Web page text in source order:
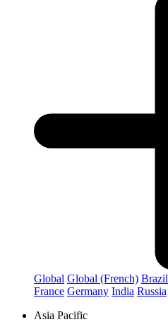
Global Global (French) Brazil
France Germany India Russia
Asia Pacific